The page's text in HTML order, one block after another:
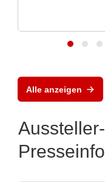
Alle anzeigen
Aussteller-